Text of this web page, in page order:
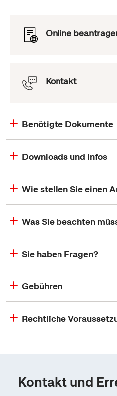
Online
Kontakt
Benötigte Dokumente
Downloads und Infos
Wie stellen Sie einen
Was Sie beachten
Sie haben Fragen?
Gebühren
Rechtliche
Kontakt und